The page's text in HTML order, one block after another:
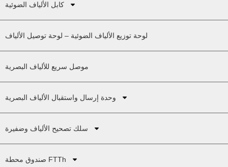
كابل الألياف الضوئية
لوحة توزيع الألياف الضوئية – لوحة توصيل الألياف
موصل سريع للألياف البصرية
وحدة إرسال واستقبال الألياف البصرية
سلك تصحيح الألياف وضفيرة
صندوق محطة FTTh